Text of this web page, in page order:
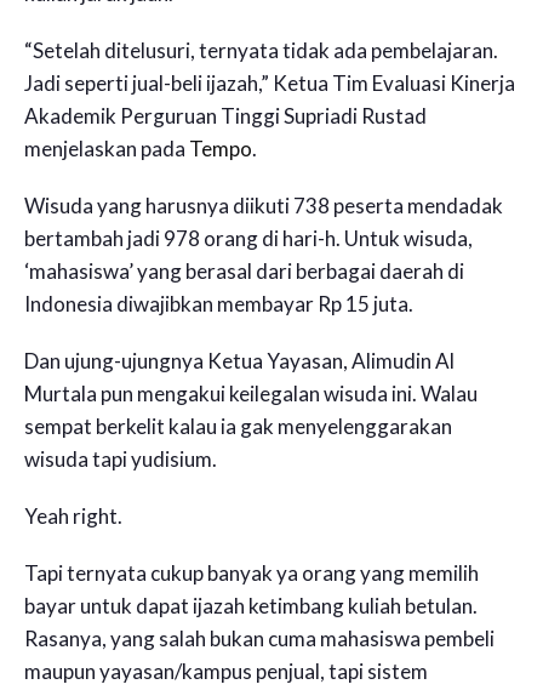
“Setelah ditelusuri, ternyata tidak ada pembelajaran.
Jadi seperti jual-beli ijazah,” Ketua Tim Evaluasi Kinerja
Akademik Perguruan Tinggi Supriadi Rustad
menjelaskan pada Tempo.
Wisuda yang harusnya diikuti 738 peserta mendadak
bertambah jadi 978 orang di hari-h. Untuk wisuda,
‘mahasiswa’ yang berasal dari berbagai daerah di
Indonesia diwajibkan membayar Rp 15 juta.
Dan ujung-ujungnya Ketua Yayasan, Alimudin Al
Murtala pun mengakui keilegalan wisuda ini. Walau
sempat berkelit kalau ia gak menyelenggarakan
wisuda tapi yudisium.
Yeah right.
Tapi ternyata cukup banyak ya orang yang memilih
bayar untuk dapat ijazah ketimbang kuliah betulan.
Rasanya, yang salah bukan cuma mahasiswa pembeli
maupun yayasan/kampus penjual, tapi sistem